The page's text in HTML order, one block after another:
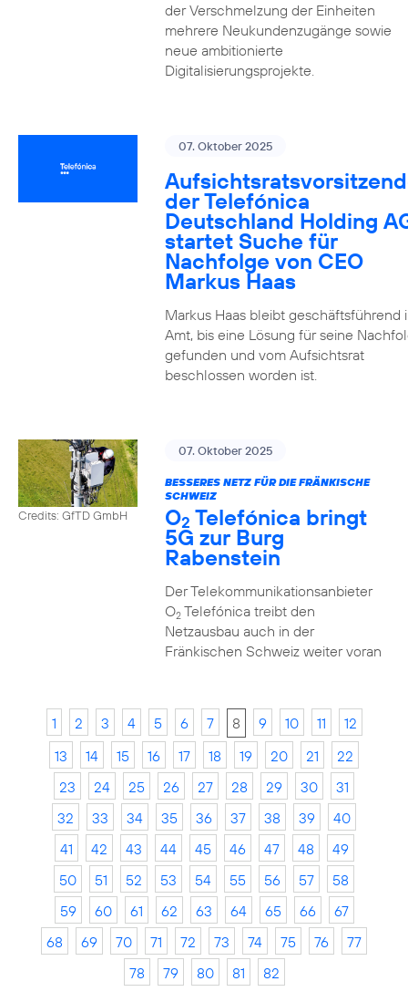
der Verschmelzung der Einheiten
mehrere Neukundenzugänge sowie
neue ambitionierte
Digitalisierungsprojekte.
07. Oktober 2025
der Telefónica
Deutschland Holding
startet Suche für
Nachfolge von CEO
Markus Haas
Markus Haas bleibt geschäftsführend
Amt, bis eine Lösung für seine
gefunden und vom Aufsichtsrat
beschlossen worden ist.
Credits: GfTD GmbH
07. Oktober 2025
BESSERES NETZ FÜR DIE FRÄNKISCHE
SCHWEIZ
O2 Telefónica bringt
5G zur Burg
Rabenstein
Der Telekommunikationsanbieter
O2Telefónica treibt den
Netzausbau auch in der
Fränkischen Schweiz weiter voran
1 2 3 4 5 6 7 8 9 10 11
12
13
14 15 16 17 18 19 20 21
22
23
24 25 26 27 28 29 30
31
32
33 34 35 36 37 38 39
40
41
42 43 44 45 46 47 48
49
50
51 52 53 54 55 56 57
58
59
60 61 62 63 64 65 66
67
68
69 70 71 72 73 74 75 76
77
78
79 80 81 82